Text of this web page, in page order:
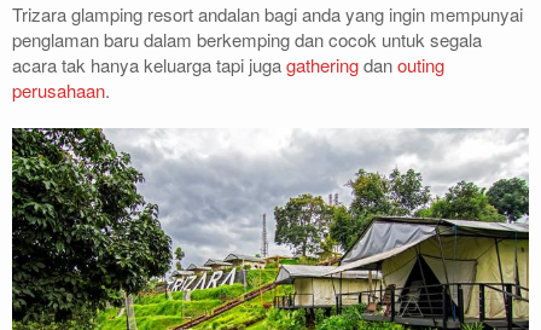
Trizara glamping resort andalan bagi anda yang ingin mempunyai
penglaman baru dalam berkemping dan cocok untuk segala
acara tak hanya keluarga tapi jugagatheringdanouting
perusahaan.